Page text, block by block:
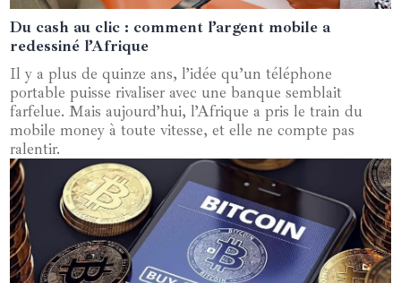
12 septembre 2025
Du cash au clic : comment l’argent mobile a
redessiné l’Afrique
Il y a plus de quinze ans, l’idée qu’un téléphone
portable puisse rivaliser avec une banque semblait
farfelue. Mais aujourd’hui, l’Afrique a pris le train du
mobile money à toute vitesse, et elle ne compte pas
ralentir.